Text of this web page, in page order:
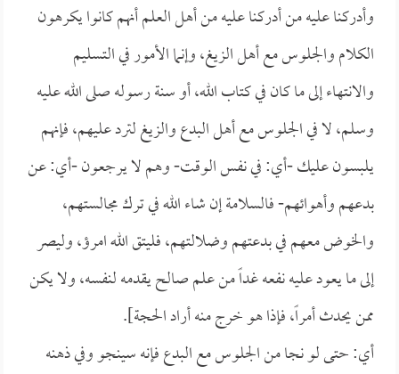
وأدركنا عليه من أدركنا عليه من أهل العلم أنهم كانوا يكرهون
الكلام والجلوس مع أهل الزيغ، وإنما الأمور في التسليم
والانتهاء إلى ما كان في كتاب الله، أو سنة رسوله صلى الله عليه
وسلم، لا في الجلوس مع أهل البدع والزيغ لترد عليهم، فإنهم
يلبسون عليك -أي: في نفس الوقت- وهم لا يرجعون -أي: عن
بدعهم وأهوائهم- فالسلامة إن شاء الله في ترك مجالستهم،
والخوض معهم في بدعتهم وضلالتهم، فليتق الله امرؤ، وليصر
إلى ما يعود عليه نفعه غداً من علم صالح يقدمه لنفسه، ولا يكن
ممن يحدث أمراً، فإذا هو خرج منه أراد الحجة].
أي: حتى لو نجا من الجلوس مع البدع فإنه سينجو وفي ذهنه